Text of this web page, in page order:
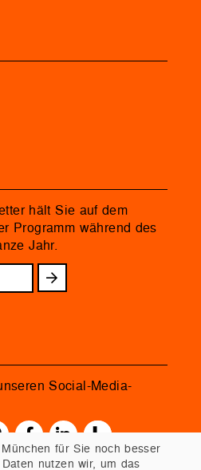
hält Sie auf dem
Programm während des
Jahr.
Social-Media-
für Sie noch besser
nutzen wir, um das